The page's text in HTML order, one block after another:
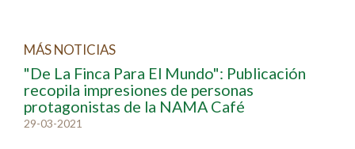
MÁS NOTICIAS
"De La Finca Para El Mundo": Publicación
recopila impresiones de personas
protagonistas de la NAMA Café
29-03-2021